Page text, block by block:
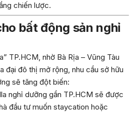
chiến lược.
bất động sản nghỉ
TP.HCM, nhờ Bà Rịa – Vũng Tàu
đại đô thị mở rộng, nhu cầu sở hữu
sẽ tăng đột biến:
nghỉ dưỡng gần TP.HCM sẽ được
đầu tư muốn staycation hoặc